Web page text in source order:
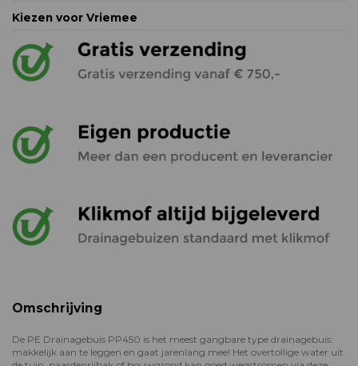
Kiezen voor Vriemee
Omschrijving
De PE Drainagebuis PP450 is het meest gangbare type drainagebuis:
makkelijk aan te leggen en gaat jarenlang mee! Het overtollige water uit